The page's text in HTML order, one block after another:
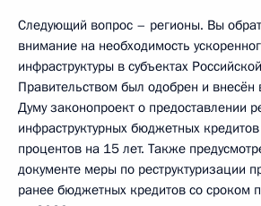
Следующий вопрос – регионы. Вы
внимание на необходимость
инфраструктуры в субъектах
Правительством был одобрен и внесён
Думу законопроект о предоставлении
инфраструктурных бюджетных
процентов на 15 лет. Также
документе меры по реструктуризации
ранее бюджетных кредитов со сроком